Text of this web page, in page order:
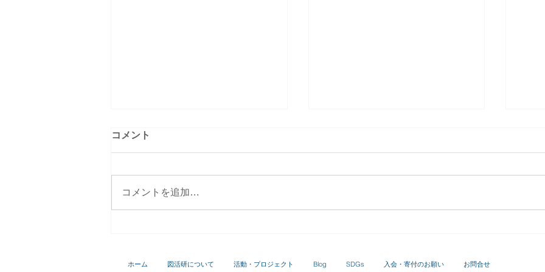
カ）」品評会で銅賞を受賞
戸を
コメント
コメントを追加…
ホーム 図活研について 活動・プロジェクト Blog SDGs 入会・寄付のお願い お問合せ